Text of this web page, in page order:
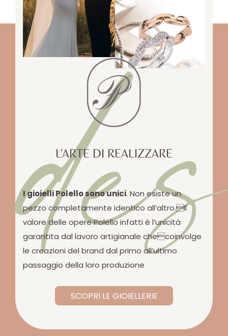
L’ARTE DI REALIZZARE
I gioielli Polello sono unici. Non esiste un
pezzo completamente identico all’altro.Il
valore delle opere Polello infatti è l’unicità
garantita dal lavoro artigianale checoinvolge
le creazioni del brand dal primo all’ultimo
passaggio della loro produzione
SCOPRI LE GIOIELLERIE